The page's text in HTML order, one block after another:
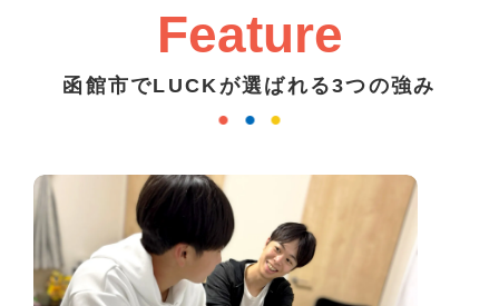
Feature
函館市でLUCKが選ばれる3つの強み